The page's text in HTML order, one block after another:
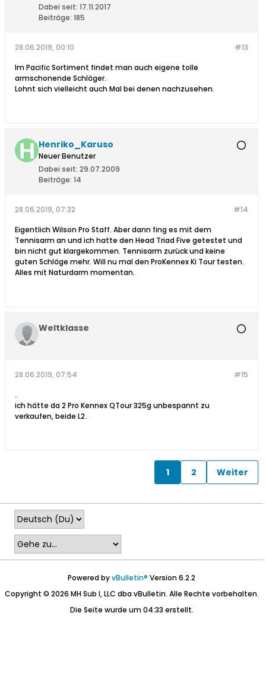
Dabei seit: 17.11.2017
Beiträge: 185
#13
28.06.2019, 00:10
Im Pacific Sortiment findet man auch eigene tolle
armschonende Schläger.
Lohnt sich vielleicht auch Mal bei denen nachzusehen.
Henriko_Karuso
Neuer Benutzer
Dabei seit: 29.07.2009
Beiträge: 14
#14
28.06.2019, 07:32
Eigentlich Wilson Pro Staff. Aber dann fing es mit dem
Tennisarm an und ich hatte den Head Triad Five getestet und
bin nicht gut klargekommen. Tennisarm zurück und keine
guten Schläge mehr. Will nu mal den ProKennex Ki Tour testen.
Alles mit Naturdarm momentan.
Weltklasse
#15
28.06.2019, 07:54
..
ich hätte da 2 Pro Kennex QTour 325g unbespannt zu
verkaufen, beide L2.
1 2 Weiter
Powered byvBulletin® Version 6.2.2
Copyright © 2026 MH Sub I, LLC dba vBulletin. Alle Rechte vorbehalten.
Die Seite wurde um 04:33 erstellt.